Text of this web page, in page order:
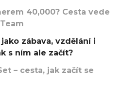
40,000? Cesta vede
zábava, vzdělání i
s ním ale začít?
– cesta, jak začít se